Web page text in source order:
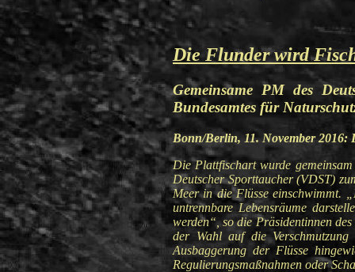
Die Flunder wird
Gemeinsame PM des
Bundesamtes für
Bonn/Berlin, 11. November 2016:
Die Plattfischart wurde
Deutscher Sporttaucher (VDST)
Meer in die Flüsse einschwimmt.
untrennbare Lebensräume
werden“, so die Präsidentinnen
der Wahl auf die
Ausbaggerung der Flüsse
Regulierungsmaßnahmen oder